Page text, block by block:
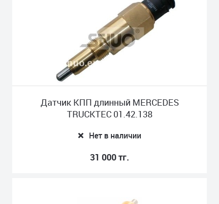
Датчик КПП длинный MERCEDES
TRUCKTEС 01.42.138
Нет в наличии
31 000 тг.